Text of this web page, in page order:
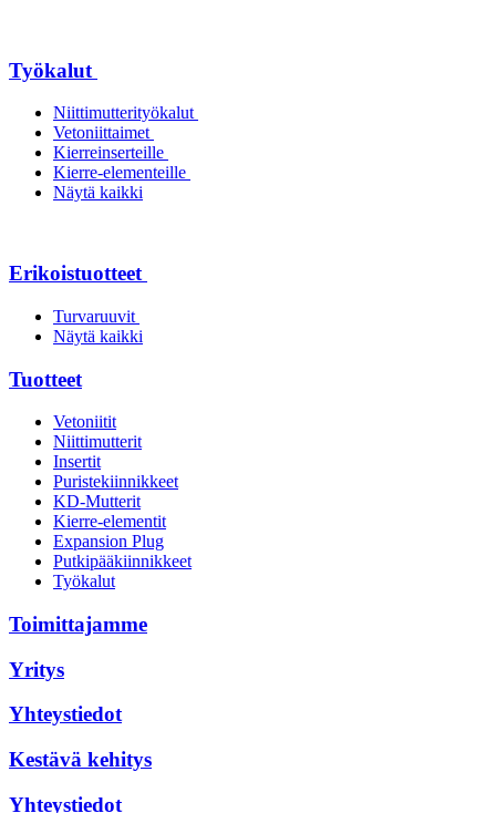
Työkalut
Niittimutterityökalut
Vetoniittaimet
Kierreinserteille
Kierre-elementeille
Näytä kaikki
Erikoistuotteet
Turvaruuvit
Näytä kaikki
Tuotteet
Vetoniitit
Niittimutterit
Insertit
Puristekiinnikkeet
KD-Mutterit
Kierre-elementit
Expansion Plug
Putkipääkiinnikkeet
Työkalut
Toimittajamme
Yritys
Yhteystiedot
Kestävä kehitys
Yhteystiedot